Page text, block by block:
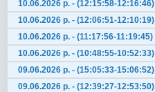
10.06.2026 р. - (12:15:58-12:16:46)
10.06.2026 р. - (12:06:51-12:10:19)
10.06.2026 р. - (11:17:56-11:19:45)
10.06.2026 р. - (10:48:55-10:52:33)
09.06.2026 р. - (15:05:33-15:06:52)
09.06.2026 р. - (12:39:27-12:53:50)